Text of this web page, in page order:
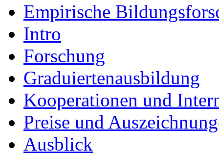
Empirische
Intro
Forschung
Graduiertenausbildung
Kooperationen und
Preise und
Ausblick